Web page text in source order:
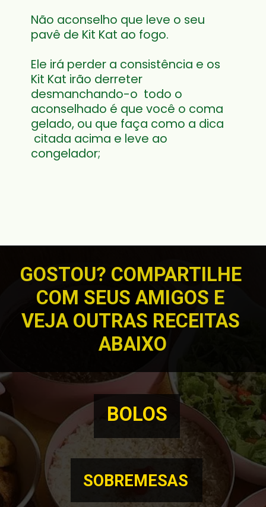
Não aconselho que leve o seu
pavê de Kit Kat ao fogo.
Ele irá perder a consistência e os
Kit Kat irão derreter
desmanchando-o  todo o
aconselhado é que você o coma
gelado, ou que faça como a dica
citada acima e leve ao
congelador;
GOSTOU? COMPARTILHE
COM SEUS AMIGOS E
VEJA OUTRAS RECEITAS
ABAIXO
BOLOS
SOBREMESAS